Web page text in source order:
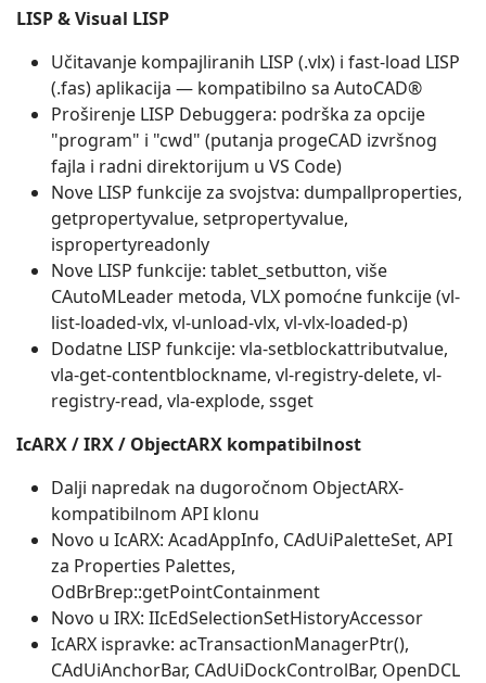
LISP & Visual LISP
Učitavanje kompajliranih LISP (.vlx) i fast-load LISP
(.fas) aplikacija — kompatibilno sa AutoCAD®
Proširenje LISP Debuggera: podrška za opcije
"program" i "cwd" (putanja progeCAD izvršnog
fajla i radni direktorijum u VS Code)
Nove LISP funkcije za svojstva: dumpallproperties,
getpropertyvalue, setpropertyvalue,
ispropertyreadonly
Nove LISP funkcije: tablet_setbutton, više
CAutoMLeader metoda, VLX pomoćne funkcije (vl-
list-loaded-vlx, vl-unload-vlx, vl-vlx-loaded-p)
Dodatne LISP funkcije: vla-setblockattributvalue,
vla-get-contentblockname, vl-registry-delete, vl-
registry-read, vla-explode, ssget
IcARX / IRX / ObjectARX kompatibilnost
Dalji napredak na dugoročnom ObjectARX-
kompatibilnom API klonu
Novo u IcARX: AcadAppInfo, CAdUiPaletteSet, API
za Properties Palettes,
OdBrBrep::getPointContainment
Novo u IRX: IIcEdSelectionSetHistoryAccessor
IcARX ispravke: acTransactionManagerPtr(),
CAdUiAnchorBar, CAdUiDockControlBar, OpenDCL